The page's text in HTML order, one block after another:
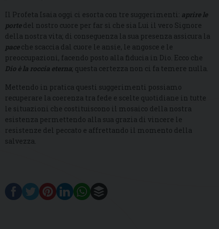
Il Profeta Isaia oggi ci esorta con tre suggerimenti: aprire le
portedel nostro cuore per far sì che sia Lui il vero Signore
della nostra vita; di conseguenza la sua presenza assicura la
paceche scaccia dal cuore le ansie, le angosce e le
preoccupazioni, facendo posto alla fiducia in Dio. Ecco che
Dio è la roccia eterna; questa certezza non ci fa temere nulla.
Mettendo in pratica questi suggerimenti possiamo
recuperare la coerenza tra fede e scelte quotidiane in tutte
le situazioni che costituiscono il mosaico della nostra
esistenza permettendo alla sua grazia di vincere le
resistenze del peccato e affrettando il momento della
salvezza.